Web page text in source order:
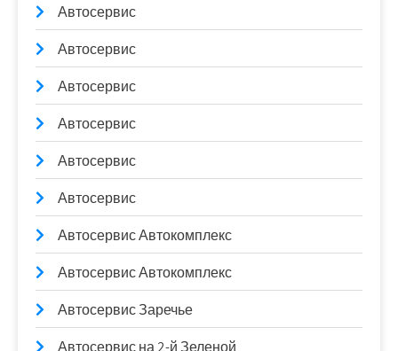
Автосервис
Автосервис
Автосервис
Автосервис
Автосервис
Автосервис
Автосервис Автокомплекс
Автосервис Автокомплекс
Автосервис Заречье
Автосервис на 2-й Зеленой